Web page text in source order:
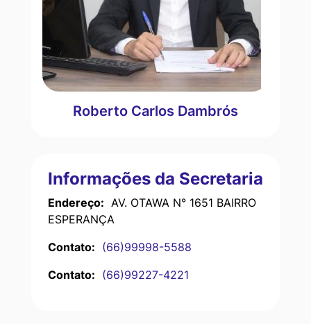
Roberto Carlos Dambrós
Informações da Secretaria
Endereço: AV. OTAWA N° 1651 BAIRRO
ESPERANÇA
Contato: (66)99998-5588
Contato: (66)99227-4221